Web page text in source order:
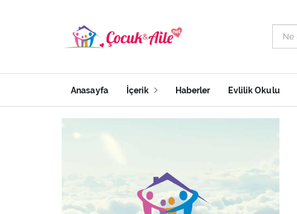
Anasayfa İçerik Haberler Evlilik Okulu